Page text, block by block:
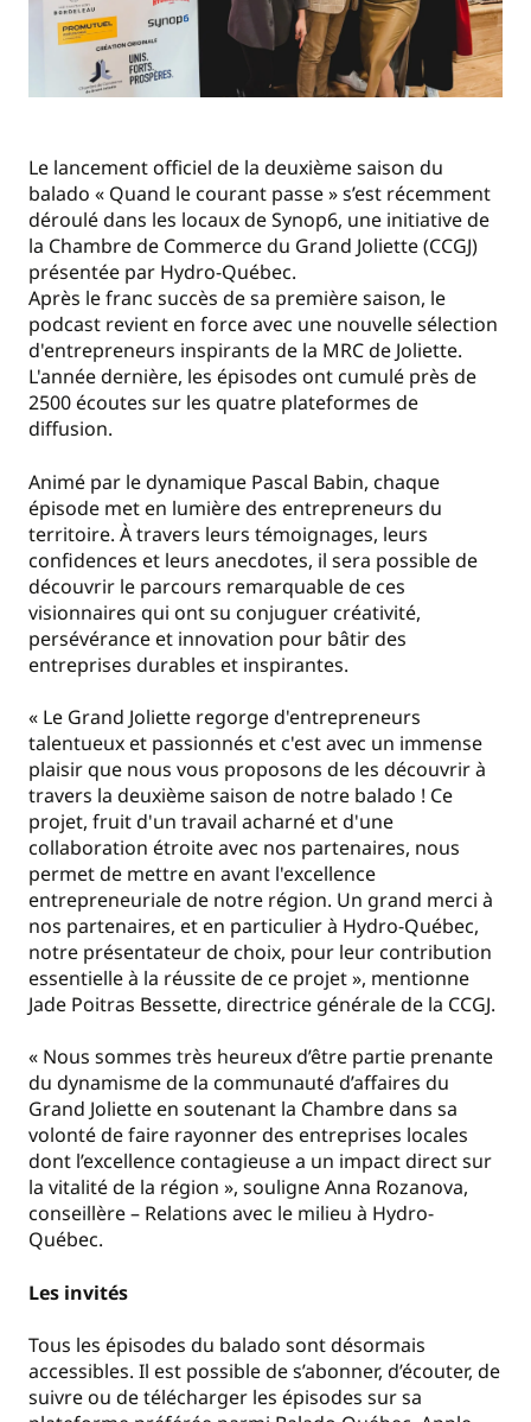
Le lancement officiel de la deuxième saison du
balado « Quand le courant passe » s’est récemment
déroulé dans les locaux de Synop6, une initiative de
la Chambre de Commerce du Grand Joliette (CCGJ)
présentée par Hydro-Québec.
Après le franc succès de sa première saison, le
podcast revient en force avec une nouvelle sélection
d'entrepreneurs inspirants de la MRC de Joliette.
L'année dernière, les épisodes ont cumulé près de
2500 écoutes sur les quatre plateformes de
diffusion.
Animé par le dynamique Pascal Babin, chaque
épisode met en lumière des entrepreneurs du
territoire. À travers leurs témoignages, leurs
confidences et leurs anecdotes, il sera possible de
découvrir le parcours remarquable de ces
visionnaires qui ont su conjuguer créativité,
persévérance et innovation pour bâtir des
entreprises durables et inspirantes.
« Le Grand Joliette regorge d'entrepreneurs
talentueux et passionnés et c'est avec un immense
plaisir que nous vous proposons de les découvrir à
travers la deuxième saison de notre balado ! Ce
projet, fruit d'un travail acharné et d'une
collaboration étroite avec nos partenaires, nous
permet de mettre en avant l'excellence
entrepreneuriale de notre région. Un grand merci à
nos partenaires, et en particulier à Hydro-Québec,
notre présentateur de choix, pour leur contribution
essentielle à la réussite de ce projet », mentionne
Jade Poitras Bessette, directrice générale de la CCGJ.
« Nous sommes très heureux d’être partie prenante
du dynamisme de la communauté d’affaires du
Grand Joliette en soutenant la Chambre dans sa
volonté de faire rayonner des entreprises locales
dont l’excellence contagieuse a un impact direct sur
la vitalité de la région », souligne Anna Rozanova,
conseillère – Relations avec le milieu à Hydro-
Québec.
Les invités
Tous les épisodes du balado sont désormais
accessibles. Il est possible de s’abonner, d’écouter, de
suivre ou de télécharger les épisodes sur sa